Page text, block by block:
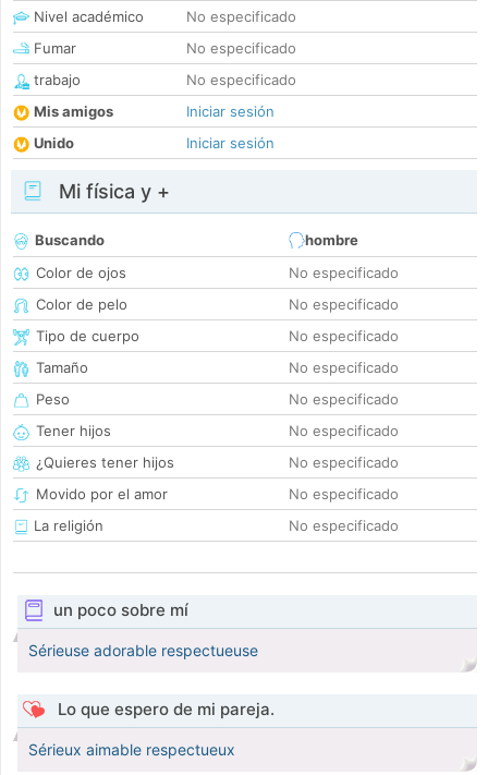
Nivel académico
No especificado
Fumar
No especificado
trabajo
No especificado
Mis amigos
Iniciar sesión
Unido
Iniciar sesión
Mi física y +
Buscando
hombre
Color de ojos
No especificado
Color de pelo
No especificado
Tipo de cuerpo
No especificado
Tamaño
No especificado
Peso
No especificado
Tener hijos
No especificado
¿Quieres tener hijos
No especificado
Movido por el amor
No especificado
La religión
No especificado
un poco sobre mí
Sérieuse adorable respectueuse
Lo que espero de mi pareja.
Sérieux aimable respectueux